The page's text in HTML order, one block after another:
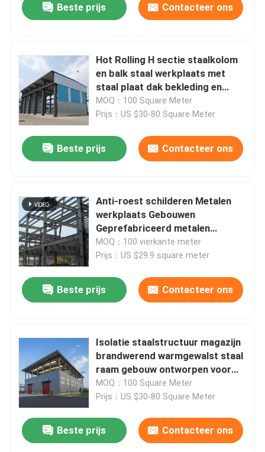
Beste prijs Contacteer ons
Hot Rolling H sectie staalkolom
en balk staal werkplaats met
staal plaat dak bekleding en
sandwich paneel opties
MOQ：100 Square Meter
Prijs：US $30-80 Square Meter
Beste prijs Contacteer ons
Anti-roest schilderen Metalen
werkplaats Gebouwen
Geprefabriceerd metalen
magazijn ODM
MOQ：100 vierkante meter
Prijs：US $29.9 square meter
Beste prijs Contacteer ons
Isolatie staalstructuur magazijn
brandwerend warmgewalst staal
raam gebouw ontworpen voor
industriële opslag en
bescherming
MOQ：100 Square Meter
Prijs：US $30-80 Square Meter
Beste prijs Contacteer ons